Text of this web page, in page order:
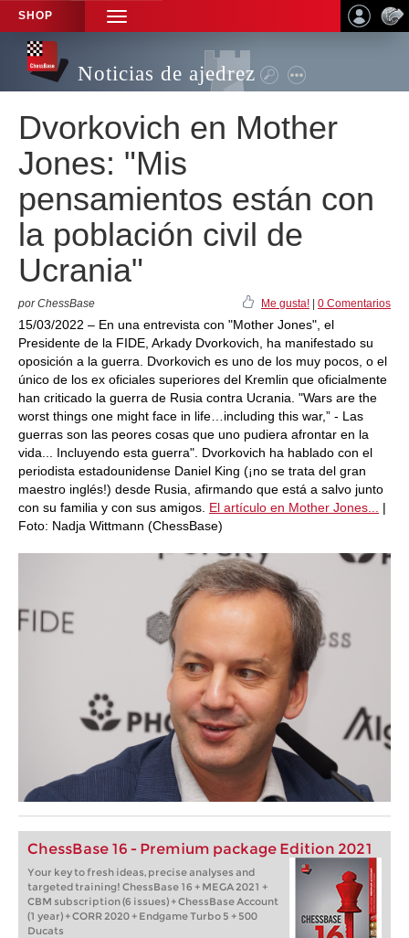
SHOP
TOGGLE
NAVIGATION
Noticias de ajedrez
Dvorkovich en Mother
Jones: "Mis
pensamientos están con
la población civil de
Ucrania"
por ChessBase Me gusta! 0 Comentarios
15/03/2022 – En una entrevista con "Mother Jones", el
Presidente de la FIDE, Arkady Dvorkovich, ha manifestado su
oposición a la guerra. Dvorkovich es uno de los muy pocos, o el
único de los ex oficiales superiores del Kremlin que oficialmente
han criticado la guerra de Rusia contra Ucrania. "Wars are the
worst things one might face in life…including this war,” - Las
guerras son las peores cosas que uno pudiera afrontar en la
vida... Incluyendo esta guerra". Dvorkovich ha hablado con el
periodista estadounidense Daniel King (¡no se trata del gran
maestro inglés!) desde Rusia, afirmando que está a salvo junto
con su familia y con sus amigos. El artículo en Mother Jones...
|
Foto: Nadja Wittmann (ChessBase)
ChessBase 16 - Premium package Edition 2021
Your key to fresh ideas, precise analyses and
targeted training! ChessBase 16 + MEGA 2021 +
CBM subscription (6 issues) + ChessBase Account
(1 year) + CORR 2020 + Endgame Turbo 5 + 500
Ducats